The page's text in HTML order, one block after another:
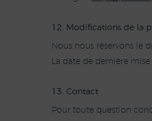
12. Modifications de la
Nous nous réservons
La date de dernière
13. Contact
Pour toute question